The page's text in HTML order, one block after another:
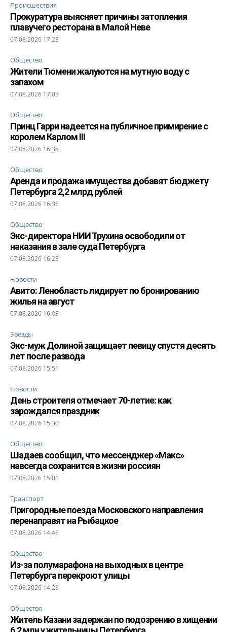
Происшествия
Прокуратура выясняет причины затопления
плавучего ресторана в Малой Неве
07.08.2026 17:23
Общество
Жители Тюмени жалуются на мутную воду с
запахом
07.08.2026 17:03
Общество
Принц Гарри надеется на публичное примирение с
королем Карлом III
07.08.2026 16:38
Общество
Аренда и продажа имущества добавят бюджету
Петербурга 2,2 млрд рублей
07.08.2026 16:36
Общество
Экс-директора НИИ Трухина освободили от
наказания в зале суда Петербурга
07.08.2026 16:23
Новости
Авито: Ленобласть лидирует по бронированию
жилья на август
07.08.2026 16:03
Звезды
Экс-муж Долиной защищает певицу спустя десять
лет после развода
07.08.2026 15:51
Новости
День строителя отмечает 70-летие: как
зарождался праздник
07.08.2026 15:30
Общество
Шадаев сообщил, что мессенджер «Макс»
навсегда сохранится в жизни россиян
07.08.2026 15:01
Транспорт
Пригородные поезда Московского направления
перенаправят на Рыбацкое
07.08.2026 14:46
Общество
Из-за полумарафона на выходных в центре
Петербурга перекроют улицы
07.08.2026 14:28
Общество
Житель Казани задержан по подозрению в хищении